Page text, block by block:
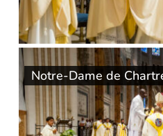
Notre-Dame de